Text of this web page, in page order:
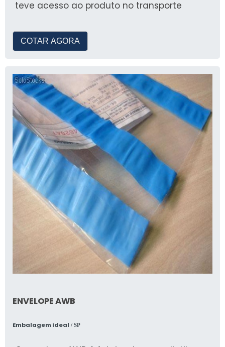
teve acesso ao produto no transporte
COTAR AGORA
ENVELOPE AWB
Embalagem Ideal / SP